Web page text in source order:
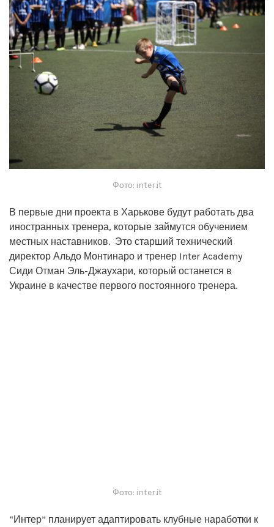
Фото: inter.it
В первые дни проекта в Харькове будут работать два
иностранных тренера, которые займутся обучением
местных наставников. Это старший технический
директор Альдо Монтинаро и тренер Inter Academy
Сиди Отман Эль-Джаухари, который останется в
Украине в качестве первого постоянного тренера.
Фото: inter.it
“Интер” планирует адаптировать клубные наработки к